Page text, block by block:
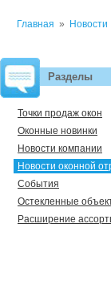
Главная » Новости
Разделы
Точки продаж окон
Оконные новинки
Новости компании
Новости оконной
События
Остекленные
Расширение